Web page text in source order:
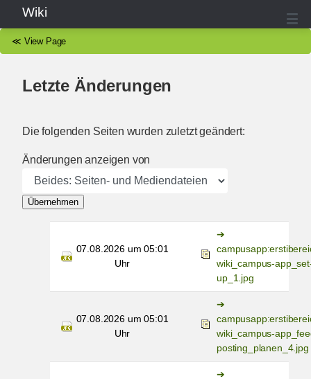
Wiki
≪ View Page
Letzte Änderungen
Die folgenden Seiten wurden zuletzt geändert:
Änderungen anzeigen von
Übernehmen
07.08.2026 um 05:01
Uhr
wiki_campus-
up_1.jpg
07.08.2026 um 05:01
Uhr
wiki_campus-
posting_planen_4.jpg